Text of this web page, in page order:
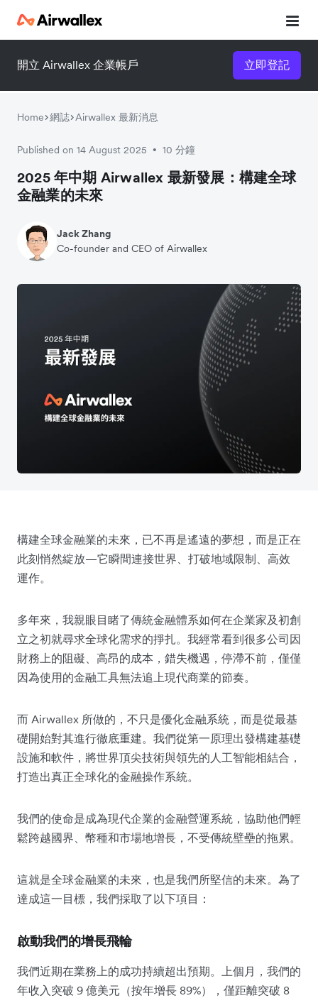
開立 Airwallex 企業帳戶 立即登記
Home 網誌 Airwallex 最新消息
Published on 14 August 2025 • 10 分鐘
2025 年中期 Airwallex 最新發展：構建全球
金融業的未來
Jack Zhang
Co-founder and CEO of Airwallex
構建全球金融業的未來，已不再是遙遠的夢想，而是正在
此刻悄然綻放—它瞬間連接世界、打破地域限制、高效
運作。
多年來，我親眼目睹了傳統金融體系如何在企業家及初創
立之初就尋求全球化需求的掙扎。我經常看到很多公司因
財務上的阻礙、高昂的成本，錯失機遇，停滯不前，僅僅
因為使用的金融工具無法追上現代商業的節奏。
而 Airwallex 所做的，不只是優化金融系統，而是從最基
礎開始對其進行徹底重建。我們從第一原理出發構建基礎
設施和軟件，將世界頂尖技術與領先的人工智能相結合，
打造出真正全球化的金融操作系統。
我們的使命是成為現代企業的金融營運系統，協助他們輕
鬆跨越國界、幣種和市場地增長，不受傳統壁壘的拖累。
這就是全球金融業的未來，也是我們所堅信的未來。為了
達成這一目標，我們採取了以下項目：
啟動我們的增長飛輪
我們近期在業務上的成功持續超出預期。上個月，我們的
年收入突破 9 億美元（按年增長 89%），僅距離突破 8